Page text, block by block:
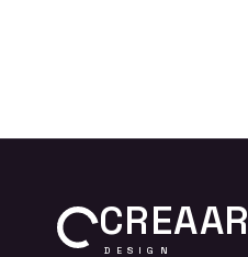
CREAAR
DESIGN